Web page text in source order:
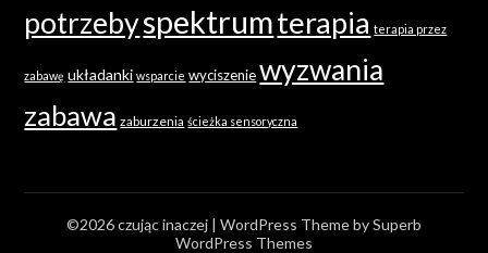
potrzebyspektrumterapia terapia przez
zabawę układanki wsparcie wyciszenie wyzwania
zabawa zaburzenia ścieżka sensoryczna
©2026 czując inaczej | WordPress Theme bySuperb
WordPress Themes